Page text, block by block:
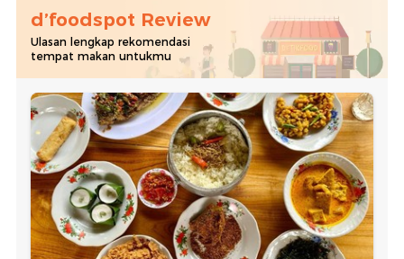
d’foodspot Review
Ulasan lengkap rekomendasi
tempat makan untukmu